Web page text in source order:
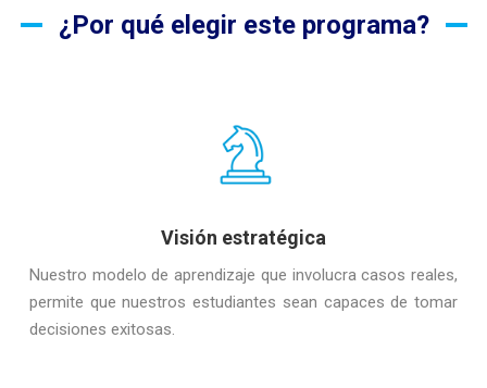
¿Por qué elegir este programa?
Visión estratégica
Nuestro modelo de aprendizaje que involucra casos reales,
permite que nuestros estudiantes sean capaces de tomar
decisiones exitosas.